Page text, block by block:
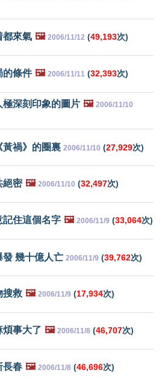
都來氣 🖼️ 2006/11/12 (49,193次)
的條件 🖼️ 2006/11/11 (32,393次)
深刻印象的圖片 🖼️ 2006/11/10
黃禍》的圈裏 2006/11/10 (27,929次)
絕密 🖼️ 2006/11/10 (32,497次)
記住這個名字 🖼️ 2006/11/9 (33,064次)
幾十億人亡 2006/11/9 (39,762次)
搜救 🖼️ 2006/11/9 (17,934次)
煩事大了 🖼️ 2006/11/8 (46,707次)
長春 🖼️ 2006/11/8 (46,696次)